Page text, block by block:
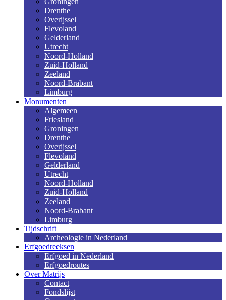
Drenthe
Overijssel
Flevoland
Gelderland
Utrecht
Noord-Holland
Zuid-Holland
Zeeland
Noord-Brabant
Limburg
Monumenten
Algemeen
Friesland
Groningen
Drenthe
Overijssel
Flevoland
Gelderland
Utrecht
Noord-Holland
Zuid-Holland
Zeeland
Noord-Brabant
Limburg
Tijdschrift
Archeologie in Nederland
Erfgoedreeksen
Erfgoed in Nederland
Erfgoedroutes
Over Matrijs
Contact
Fondslijst